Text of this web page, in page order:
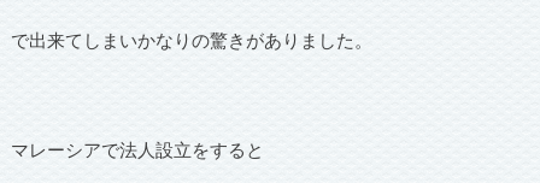
で出来てしまいかなりの驚きがありました。
マレーシアで法人設立をすると